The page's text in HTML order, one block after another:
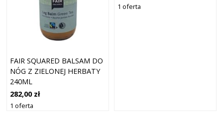
FAIR SQUARED BALSAM DO
NÓG Z ZIELONEJ HERBATY
240ML
282,00 zł
1 oferta
1 oferta